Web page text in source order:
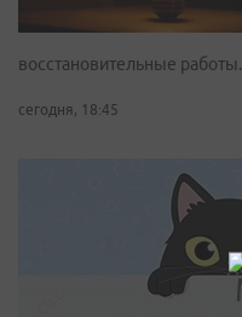
восстановительные работы.
сегодня, 18:45